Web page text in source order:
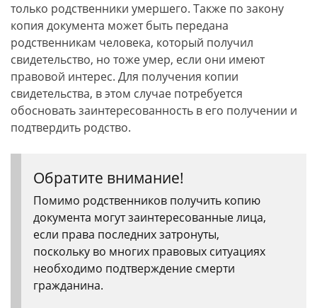
только родственники умершего. Также по закону
копия документа может быть передана
родственникам человека, который получил
свидетельство, но тоже умер, если они имеют
правовой интерес. Для получения копии
свидетельства, в этом случае потребуется
обосновать заинтересованность в его получении и
подтвердить родство.
Обратите внимание!
Помимо родственников получить копию
документа могут заинтересованные лица,
если права последних затронуты,
поскольку во многих правовых ситуациях
необходимо подтверждение смерти
гражданина.